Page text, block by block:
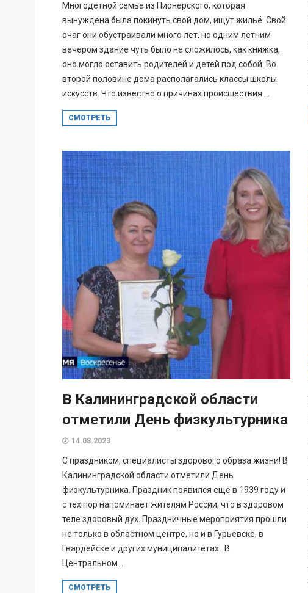
Многодетной семье из Пионерского, которая
вынуждена была покинуть свой дом, ищут жильё. Свой
очаг они обустраивали много лет, но одним летним
вечером здание чуть было не сложилось, как книжка,
оно могло оставить родителей и детей под собой. Во
второй половине дома располагались классы школы
искусств. Что известно о причинах происшествия....
СМОТРЕТЬ
В Калининградской области
отметили День физкультурника
14.08.2023
С праздником, специалисты здорового образа жизни! В
Калининградской области отметили День
физкультурника. Праздник появился еще в 1939 году и
с тех пор напоминает жителям России, что в здоровом
теле здоровый дух. Праздничные мероприятия прошли
не только в областном центре, но и в Гурьевске, в
Гвардейске и других муниципалитетах. В
Центральном...
СМОТРЕТЬ